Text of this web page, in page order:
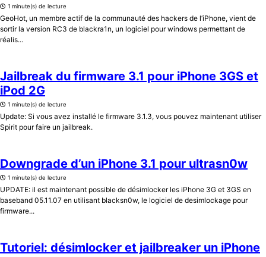
1 minute(s) de lecture
GeoHot, un membre actif de la communauté des hackers de l’iPhone, vient de
sortir la version RC3 de blackra1n, un logiciel pour windows permettant de
réalis...
Jailbreak du firmware 3.1 pour iPhone 3GS et
iPod 2G
1 minute(s) de lecture
Update: Si vous avez installé le firmware 3.1.3, vous pouvez maintenant utiliser
Spirit pour faire un jailbreak.
Downgrade d’un iPhone 3.1 pour ultrasn0w
1 minute(s) de lecture
UPDATE: il est maintenant possible de désimlocker les iPhone 3G et 3GS en
baseband 05.11.07 en utilisant blacksn0w, le logiciel de desimlockage pour
firmware...
Tutoriel: désimlocker et jailbreaker un iPhone